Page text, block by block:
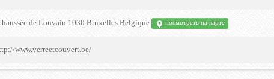
de Louvain 1030 Bruxelles Belgique посмотреть на карте
www.verreetcouvert.be/